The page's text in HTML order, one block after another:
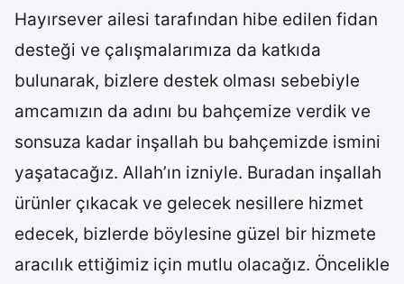
Hayırsever ailesi tarafından hibe edilen fidan
desteği ve çalışmalarımıza da katkıda
bulunarak, bizlere destek olması sebebiyle
amcamızın da adını bu bahçemize verdik ve
sonsuza kadar inşallah bu bahçemizde ismini
yaşatacağız. Allah’ın izniyle. Buradan inşallah
ürünler çıkacak ve gelecek nesillere hizmet
edecek, bizlerde böylesine güzel bir hizmete
aracılık ettiğimiz için mutlu olacağız. Öncelikle